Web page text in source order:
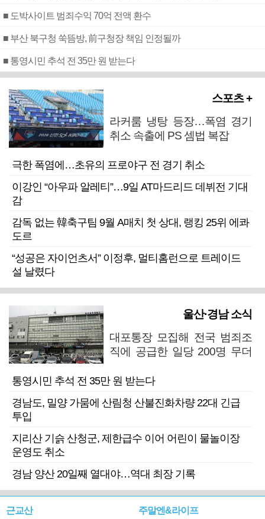
■ 도박사이트 범죄수익 70억 전액 환수
■ 부산 북구청 쑥뜸방, 前구청장 책임 인정될까
■ 통영시민 추석 전 35만 원 받는다
스포츠 +
라커룸 냉탕 등장…폭염 경기
취소 속출에 PS 셈법 복잡
극한 폭염에…초유의 프로야구 전 경기 취소
이강인 “아우파 알레티”…9일 AT마드리드 데뷔전 기대
감
감독 없는 韓축구팀 9월 A매치 첫 상대, 랭킹 25위 에콰
도르
“성공은 자이언츠서” 이정후, 멀티홈런으로 트레이드
설 날렸다
울산·경남 소식
대포통장 모집해 전국 범죄조
직에 공급한 일당 200명 무더
통영시민 추석 전 35만 원 받는다
경남도, 밀양 가뭄에 산림청 산불진화차량 22대 긴급
투입
지리산 기슭 산청군, 제한급수 이어 어린이 물놀이장
운영도 취소
경남 양산 20일째 열대야…역대 최장 기록
근교산 주말엔&라이프